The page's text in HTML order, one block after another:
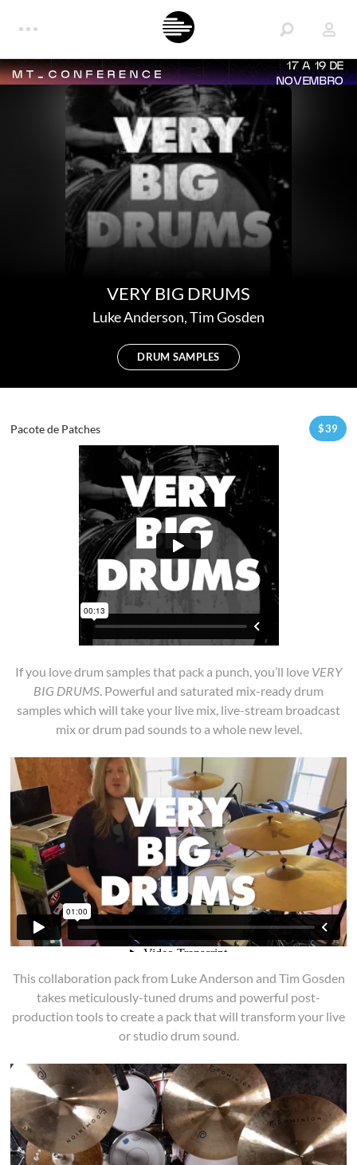
17 A 19 DE
NOVEMBRO
VERY BIG DRUMS
Luke Anderson,Tim Gosden
DRUM SAMPLES
Pacote de Patches $39
If you love drum samples that pack a punch, you’ll love VERY
BIG DRUMS. Powerful and saturated mix-ready drum
samples which will take your live mix, live-stream broadcast
mix or drum pad sounds to a whole new level.
This collaboration pack from Luke Anderson and Tim Gosden
takes meticulously-tuned drums and powerful post-
production tools to create a pack that will transform your live
or studio drum sound.